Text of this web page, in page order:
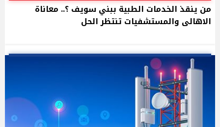
من ينقذ الخدمات الطبية ببني سويف ؟.. معاناة
الاهالى والمستشفيات تنتظر الحل